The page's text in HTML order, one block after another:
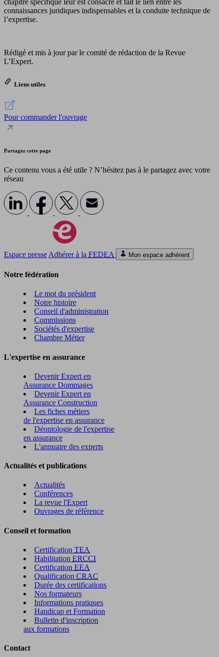
chapitre spécifique leur est consacré et fait le lien entre les
connaissances juridiques indispensables et la conduite technique de
l’expertise.
Rédigé et mis à jour par le comité de rédaction de la Revue
L’Expert.
Liens utiles
Pour commander l'ouvrage
Partagez cette page
Ce contenu vous a été utile ? N’hésitez pas à le partagez avec votre
réseau
Espace presse Adhérer à la FEDEA Mon espace adhérent
Notre fédération
Le mot du président
Notre histoire
Conseil d'administration
Commissions
Sociétés d'expertise
Chambre Métier
L'expertise en assurance
Devenir Expert en
Assurance Dommages
Devenir Expert en
Assurance Construction
Les fiches métiers
de l'expertise en assurance
Déontologie de l'expertise
en assurance
L'annuaire des experts
Actualités et publications
Actualités
Conférences
La revue l'Expert
Ouvrages de référence
Conseil et formation
Certification TEA
Habilitation ERCCI
Certification EEA
Qualification CRAC
Durée des certifications
Nos formateurs
Informations pratiques
Handicap et Formation
Bulletin d'inscription
aux formations
Contact